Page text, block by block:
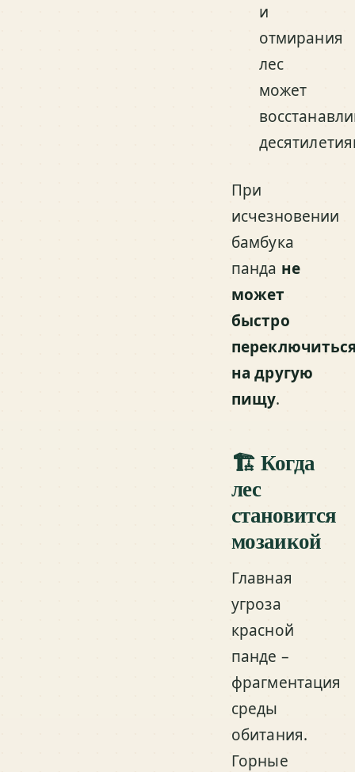
и
отмирания
лес
может
При
исчезновении
бамбука
панда не
может
быстро
на другую
пищу.
🏗️ Когда
лес
становится
мозаикой
Главная
угроза
красной
панде –
фрагментация
среды
обитания.
Горные